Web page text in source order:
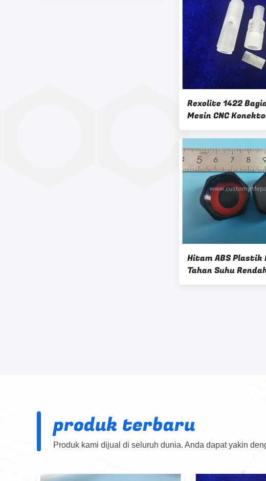
Rexolite 1422
Mesin CNC
Koaksial Antena
Hitam ABS Plastik
Tahan Suhu
produk terbaru
Produk kami dijual di seluruh dunia. Anda dapat yakin